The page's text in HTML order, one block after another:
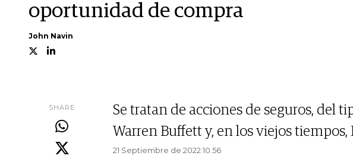
oportunidad de compra
John Navin
SHARE
Se tratan de acciones de seguros, del
Warren Buffett y, en los viejos
21 Septiembre de 2022 10.56